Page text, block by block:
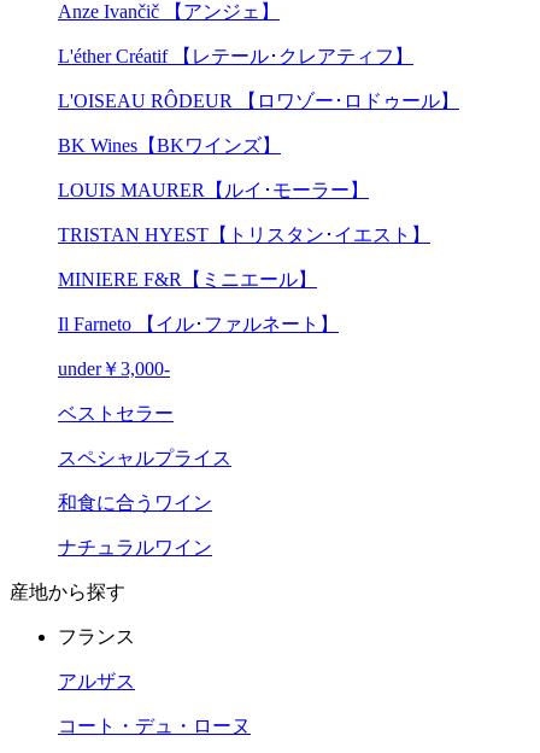
Anze Ivančič 【アンジェ】
L'éther Créatif 【レテール･クレアティフ】
L'OISEAU RÔDEUR 【ロワゾー･ロドゥール】
BK Wines【BKワインズ】
LOUIS MAURER【ルイ･モーラー】
TRISTAN HYEST【トリスタン･イエスト】
MINIERE F&R【ミニエール】
Il Farneto 【イル･ファルネート】
under￥3,000-
ベストセラー
スペシャルプライス
和食に合うワイン
ナチュラルワイン
産地から探す
フランス
アルザス
コート・デュ・ローヌ